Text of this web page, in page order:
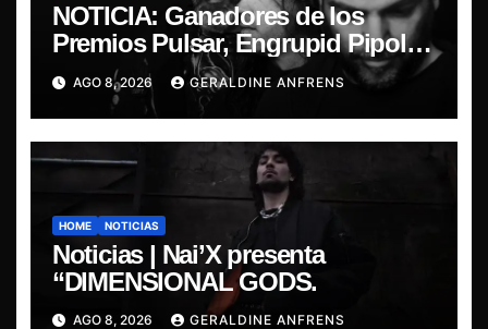
NOTICIA: Ganadores de los
Premios Pulsar, Engrupid Pipol
presentan show exclusivo.
AGO 8, 2026 GERALDINE ANFRENS
HOME NOTICIAS
Noticias | Nai’X presenta
“DIMENSIONAL GODS.
AGO 8, 2026 GERALDINE ANFRENS